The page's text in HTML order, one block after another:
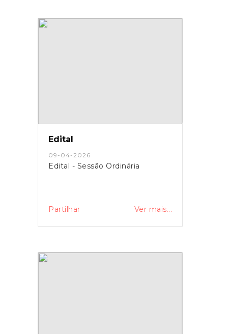
Edital
09-04-2026
Edital - Sessão Ordinária
Partilhar Ver mais...